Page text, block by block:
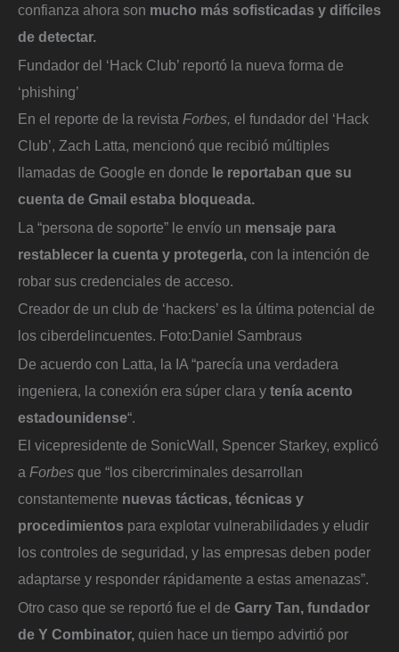
confianza ahora son mucho más sofisticadas y difíciles
de detectar.
Fundador del ‘Hack Club’ reportó la nueva forma de
‘phishing’
En el reporte de la revista Forbes, el fundador del ‘Hack
Club’, Zach Latta, mencionó que recibió múltiples
llamadas de Google en donde le reportaban que su
cuenta de Gmail estaba bloqueada.
La “persona de soporte” le envío un mensaje para
restablecer la cuenta y protegerla, con la intención de
robar sus credenciales de acceso.
Creador de un club de ‘hackers’ es la última potencial de
los ciberdelincuentes. Foto:Daniel Sambraus
De acuerdo con Latta, la IA “parecía una verdadera
ingeniera, la conexión era súper clara y tenía acento
estadounidense“.
El vicepresidente de SonicWall, Spencer Starkey, explicó
a Forbes que “los cibercriminales desarrollan
constantemente nuevas tácticas, técnicas y
procedimientos para explotar vulnerabilidades y eludir
los controles de seguridad, y las empresas deben poder
adaptarse y responder rápidamente a estas amenazas”.
Otro caso que se reportó fue el de Garry Tan, fundador
de Y Combinator, quien hace un tiempo advirtió por